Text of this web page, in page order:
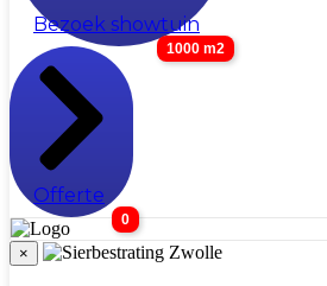
Bezoek showtuin
1000 m2
Offerte
0
×